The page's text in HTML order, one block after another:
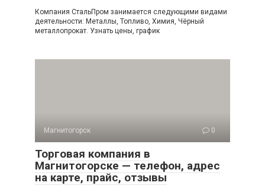
Компания СтальПром занимается следующими видами
деятельности: Металлы, Топливо, Химия, Чёрный
металлопрокат. Узнать цены, график
Магнитогорск 0
Торговая компания в
Магнитогорске — телефон, адрес
на карте, прайс, отзывы